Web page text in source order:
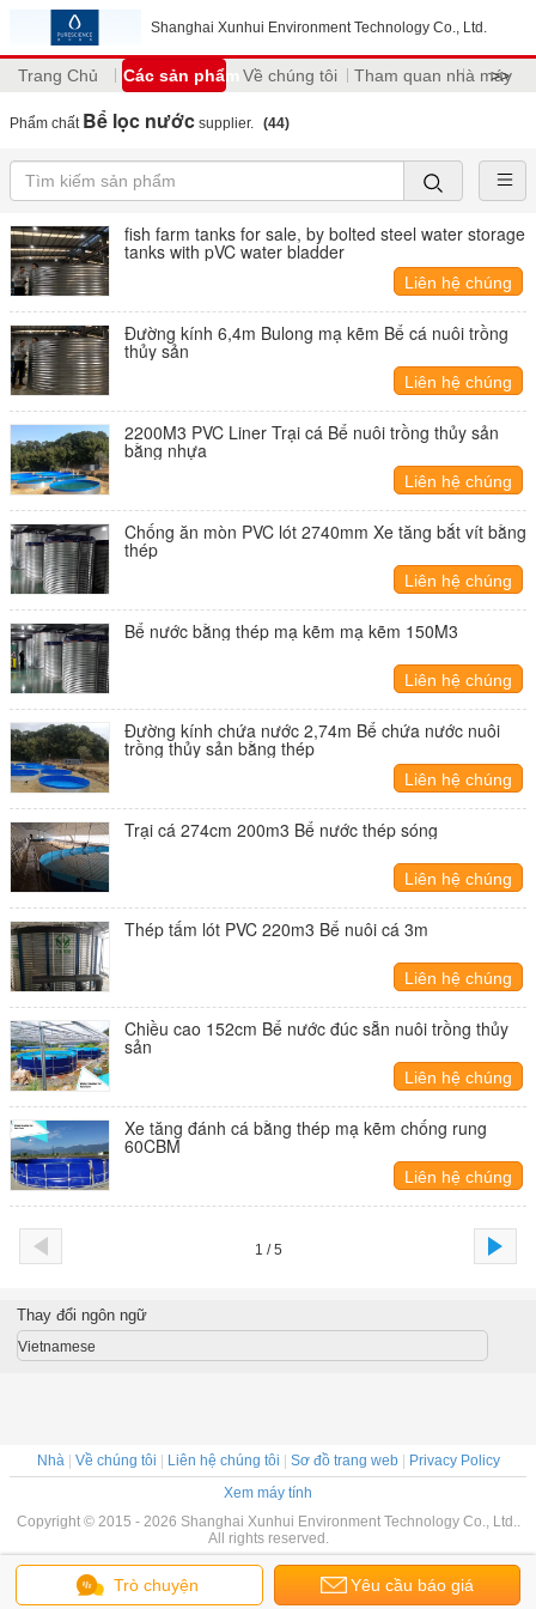
Shanghai Xunhui Environment Technology Co., Ltd.
Trang Chủ Các sản phẩm Về chúng tôi Tham quan nhà máy
>>
Phẩm chất Bể lọc nước supplier. (44)
fish farm tanks for sale, by bolted steel water storage
tanks with pVC water bladder
Liên hệ chúng
tôi
Đường kính 6,4m Bulong mạ kẽm Bể cá nuôi trồng
thủy sản
Liên hệ chúng
tôi
2200M3 PVC Liner Trại cá Bể nuôi trồng thủy sản
bằng nhựa
Liên hệ chúng
tôi
Chống ăn mòn PVC lót 2740mm Xe tăng bắt vít bằng
thép
Liên hệ chúng
tôi
Bể nước bằng thép mạ kẽm mạ kẽm 150M3
Liên hệ chúng
tôi
Đường kính chứa nước 2,74m Bể chứa nước nuôi
trồng thủy sản bằng thép
Liên hệ chúng
tôi
Trại cá 274cm 200m3 Bể nước thép sóng
Liên hệ chúng
tôi
Thép tấm lót PVC 220m3 Bể nuôi cá 3m
Liên hệ chúng
tôi
Chiều cao 152cm Bể nước đúc sẵn nuôi trồng thủy
sản
Liên hệ chúng
tôi
Xe tăng đánh cá bằng thép mạ kẽm chống rung
60CBM
Liên hệ chúng
tôi
1 / 5
Trò chuyện Yêu cầu báo giá
Thay đổi ngôn ngữ
Vietnamese
Nhà| Về chúng tôi Liên hệ chúng tôi Sơ đồ trang web|
Privacy Policy
Xem máy tính
Copyright © 2015 - 2026 Shanghai Xunhui Environment Technology Co., Ltd..
All rights reserved.